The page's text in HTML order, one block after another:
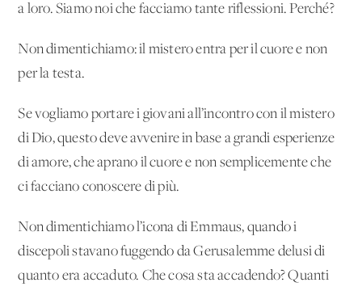
a loro. Siamo noi che facciamo tante riflessioni. Perché?
Non dimentichiamo: il mistero entra per il cuore e non
per la testa.
Se vogliamo portare i giovani all’incontro con il mistero
di Dio, questo deve avvenire in base a grandi esperienze
di amore, che aprano il cuore e non semplicemente che
ci facciano conoscere di più.
Non dimentichiamo l’icona di Emmaus, quando i
discepoli stavano fuggendo da Gerusalemme delusi di
quanto era accaduto. Che cosa sta accadendo? Quanti